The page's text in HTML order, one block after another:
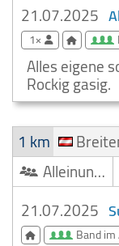
21.07.2025
1×
Alles eigene
Rockig gasig.
1 km
Alleinunterhalter
21.07.2025
Band